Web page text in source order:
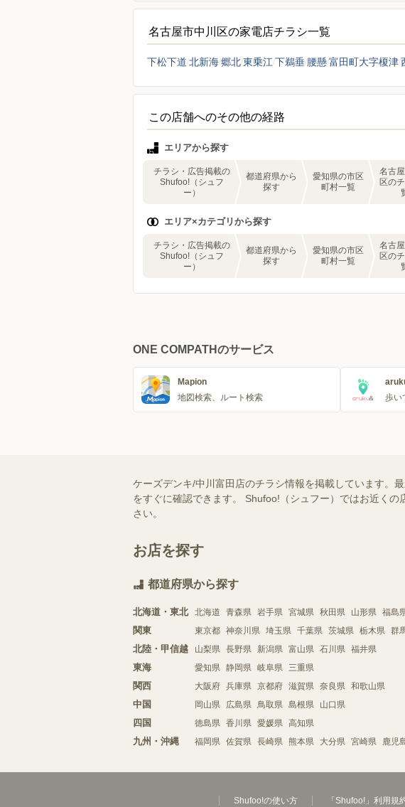
名古屋市中川区の家電店チラシ一覧
下松下道 北新海郷北東乗江 下鵜垂 腰懸富田町大字榎津
この店舗へのその他の経路
エリアから探す
チラシ・広告掲載の
Shufoo!（シュフ
ー）
都道府県から
探す
愛知県の市区
町村一覧
名古
区の
エリア×カテゴリから探す
チラシ・広告掲載の
Shufoo!（シュフ
ー）
都道府県から
探す
愛知県の市区
町村一覧
名古
区の
ONE COMPATHのサービス
Mapion
地図検索、ルート検索
歩い
ケーズデンキ/中川富田店のチラシ情報を掲載しています。
をすぐに確認できます。 Shufoo!（シュフー）ではお近く
さい。
お店を探す
都道府県から探す
北海道・東北 北海道 青森県 岩手県 宮城県 秋田県 山形県 福島
関東 東京都 神奈川県 埼玉県 千葉県 茨城県 栃木県 群
北陸・甲信越 山梨県 長野県 新潟県 富山県 石川県 福井県
東海 愛知県 静岡県 岐阜県 三重県
関西 大阪府 兵庫県 京都府 滋賀県 奈良県 和歌山県
中国 岡山県 広島県 鳥取県 島根県 山口県
四国 徳島県 香川県 愛媛県 高知県
九州・沖縄 福岡県 佐賀県 長崎県 熊本県 大分県 宮崎県 鹿児
Shufoo!の使い方 「Shufoo!」利用規